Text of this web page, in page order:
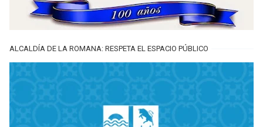
ALCALDÍA DE LA ROMANA: RESPETA EL ESPACIO PÚBLICO